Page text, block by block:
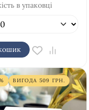
в упаковці
ВИГОДА 509 ГРН.